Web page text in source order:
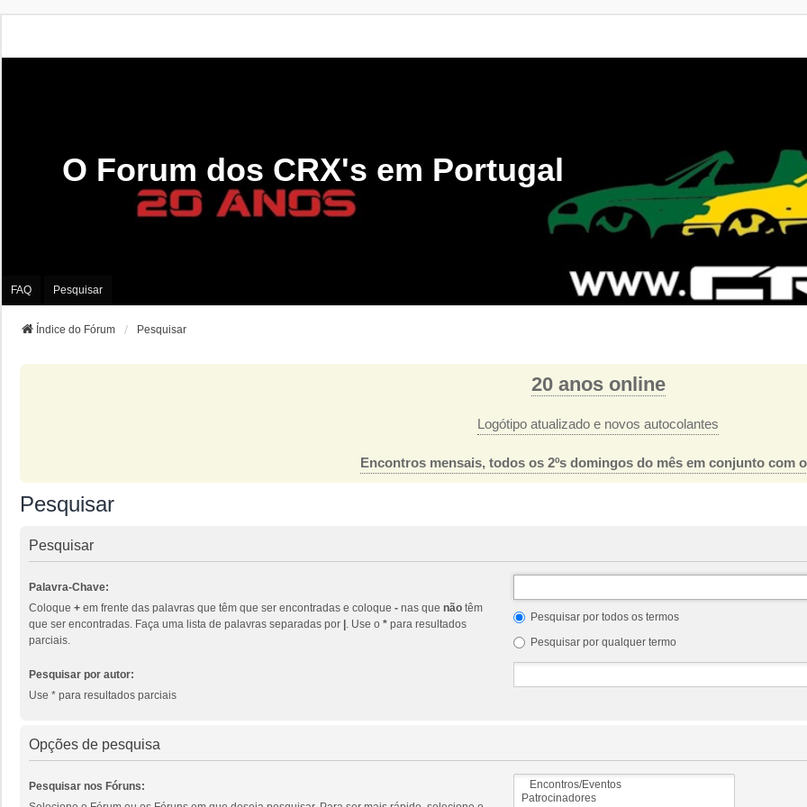
O Forum dos CRX's em Portugal
FAQ Pesquisar
Índice do Fórum Pesquisar
20 anos online
Logótipo atualizado e novos autocolantes
Encontros mensais, todos os 2ºs domingos do mês em conjunto com
Pesquisar
Pesquisar
Palavra-Chave:
Coloque + em frente das palavras que têm que ser encontradas e coloque - nas que não têm
que ser encontradas. Faça uma lista de palavras separadas por |. Use o * para resultados
parciais.
Pesquisar por todos os termos
Pesquisar por qualquer termo
Pesquisar por autor:
Use * para resultados parciais
Opções de pesquisa
Pesquisar nos Fóruns: